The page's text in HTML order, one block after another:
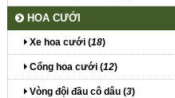
HOA CƯỚI
Xe hoa cưới (18)
Cổng hoa cưới (12)
Vòng đội đầu cô dâu (3)